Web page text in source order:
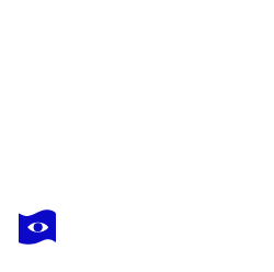
NATHALIE GRIBINSKI
Dinosaurus